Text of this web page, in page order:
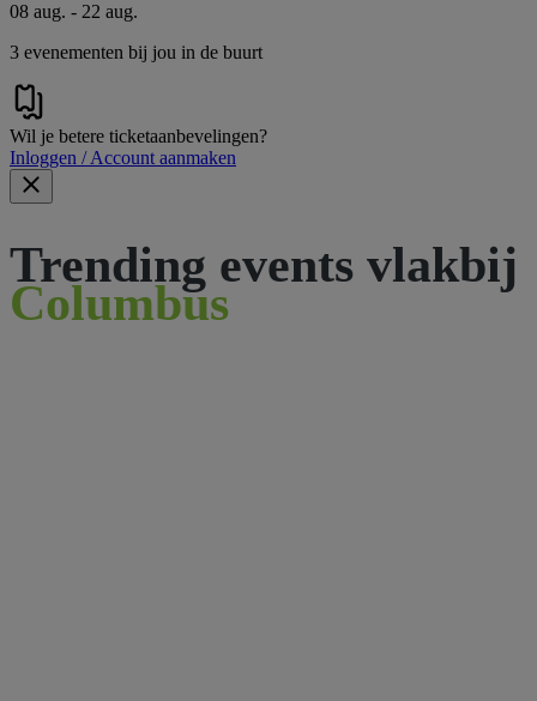
08 aug. - 22 aug.
3 evenementen bij jou in de buurt
Wil je betere ticketaanbevelingen?
Inloggen / Account aanmaken
Trending events vlakbij
Columbus